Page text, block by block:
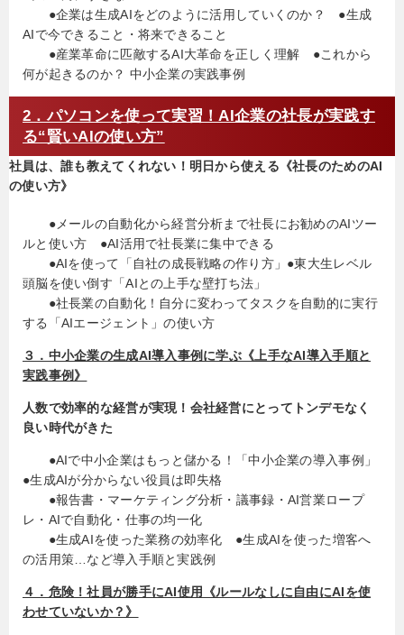
●企業は生成AIをどのように活用していくのか？ ●生成
AIで今できること・将来できること
●産業革命に匹敵するAI大革命を正しく理解 ●これから
何が起きるのか？ 中小企業の実践事例
2．パソコンを使って実習！AI企業の社長が実践す
る“賢いAIの使い方”
社員は、誰も教えてくれない！明日から使える《社長のためのAI
の使い方》
●メールの自動化から経営分析まで社長にお勧めのAIツー
ルと使い方 ●AI活用で社長業に集中できる
●AIを使って「自社の成長戦略の作り方」●東大生レベル
頭脳を使い倒す「AIとの上手な壁打ち法」
●社長業の自動化！自分に変わってタスクを自動的に実行
する「AIエージェント」の使い方
３．中小企業の生成AI導入事例に学ぶ《上手なAI導入手順と
実践事例》
人数で効率的な経営が実現！会社経営にとってトンデモなく
良い時代がきた
●AIで中小企業はもっと儲かる！「中小企業の導入事例」
●生成AIが分からない役員は即失格
●報告書・マーケティング分析・議事録・AI営業ロープ
レ・AIで自動化・仕事の均一化
●生成AIを使った業務の効率化 ●生成AIを使った増客へ
の活用策…など導入手順と実践例
４．危険！社員が勝手にAI使用《ルールなしに自由にAIを使
わせていないか？》